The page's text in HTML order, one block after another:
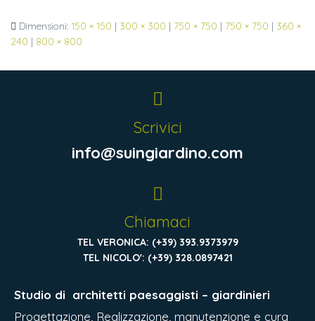
Dimensioni: 150 × 150 | 300 × 300 | 750 × 750 | 750 × 750 | 360 ×
240 | 800 × 800
Scrivici
info@suingiardino.com
Chiamaci
TEL VERONICA: (+39) 393.9373979
TEL NICOLO': (+39) 328.0897421
Studio di architetti paesaggisti – giardinieri
Progettazione, Realizzazione, manutenzione e cura